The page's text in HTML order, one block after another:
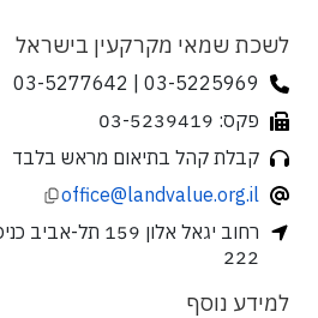
לשכת שמאי מקרקעין בישראל
03-5225969 | 03-5277642
פקס: 03-5239419
קבלת קהל בתיאום מראש בלבד
office@landvalue.org.il
222
למידע נוסף